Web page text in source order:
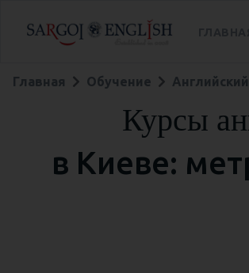
Главная Обучение
Курсы
в Киеве: